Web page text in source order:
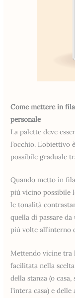
Come mettere in
personale
La palette deve
l’occhio.
possibile graduale
Quando metto in
più vicino possibile
le tonalità
quella di passare
più volte all’interno
Mettendo vicine tra
facilitata nella
della stanza (o
l’intera casa) e